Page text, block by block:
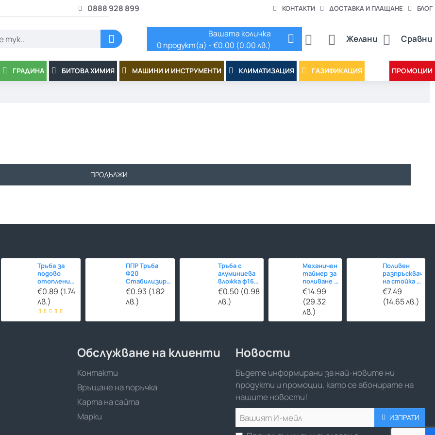
0888 928 899 КОНТАКТИ ДОСТАВКА И ПЛАЩАНЕ БЛОГ
Желани Сравни
Вашата количка
0 продукт(а) - €0.00 (0.00 лв.)
ГРАДИНА БИТОВА ХИМИЯ МАШИНИ И ИНСТРУМЕНТИ КЛИМАТИЗАЦИЯ ГАЗИФИКАЦИЯ ПРОМОЦИИ
ПРОДЪЛЖИ
Тръба за
подово
отопление
Ф16 HERZ-
Line PE-
RT/EVOH/PE-
RT 480м
€0.89 (1.74
лв.)
ППР Тръба
Ф20
Стабилизирана
СТЪКЛОВЛАКНО
€0.93 (1.82
лв.)
Тръба с
алуминиева
вложка ф16
за
отоплителни
инсталации
€0.50 (0.98
лв.)
Механичен
таймер за
поливане -
120
минути
€14.99
(29.32
лв.)
Поливен
разпръсквач
на стойка -
въртящ
€7.49
(14.65 лв.)
Обслужване на клиенти
Контакти
Връщане на поръчка
Карта на сайта
Марки
Новости
Бъдете информирани за най-новите ни
продукти и промоции, като се абонирате на
нашите новости!
Вашият
И-
ИЗПРАТИ